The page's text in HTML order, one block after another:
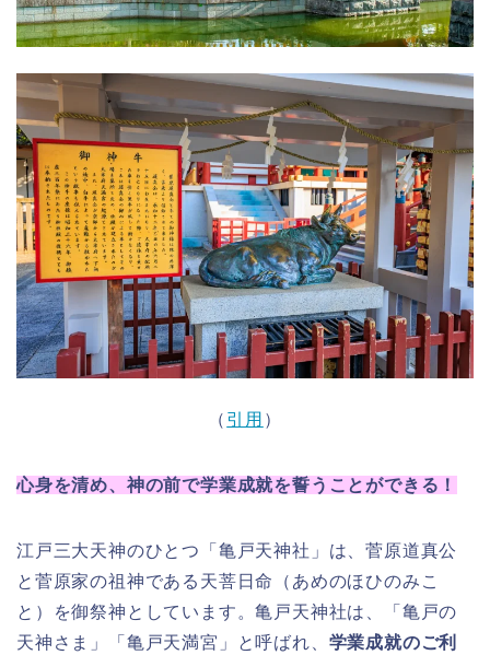
（ 引用 ）
心身を清め、神の前で学業成就を誓うことができる！
江戸三大天神のひとつ「亀戸天神社」は、菅原道真公
と菅原家の祖神である天菩日命（あめのほひのみこ
と）を御祭神としています。亀戸天神社は、「亀戸の
天神さま」「亀戸天満宮」と呼ばれ、 学業成就のご利